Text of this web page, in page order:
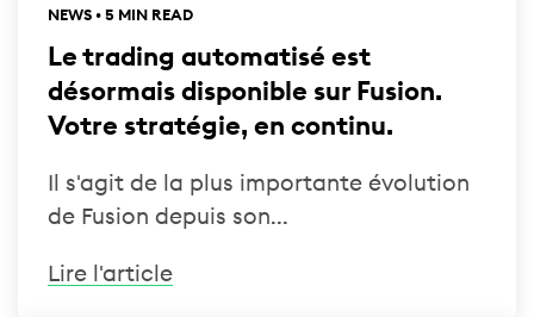
NEWS • 5 MIN READ
Le trading automatisé est
désormais disponible sur Fusion.
Votre stratégie, en continu.
Il s'agit de la plus importante évolution
de Fusion depuis son...
Lire l'article